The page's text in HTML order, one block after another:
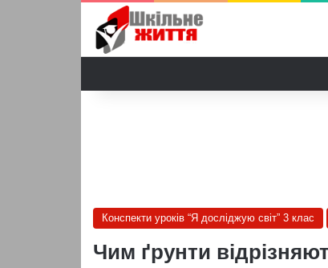
Конспекти уроків “Я досліджую світ” 3 клас
Чим ґрунти